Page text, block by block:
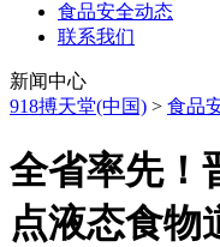
食品安全动态
联系我们
新闻中心
918搏天堂(中国) > 食品
全省率先！
点液态食物